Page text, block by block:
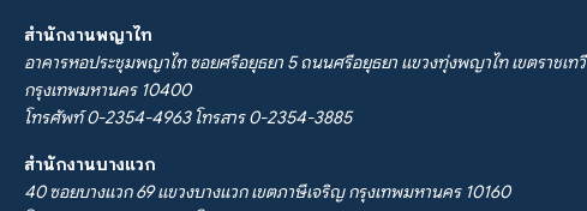
สำนักงานพญาไท
อาคารหอประชุมพญาไท ซอยศรีอยุธยา 5 ถนนศรีอยุธยา แขวงทุ่งพญาไท เขตราชเทวี
กรุงเทพมหานคร 10400
โทรศัพท์ 0-2354-4963 โทรสาร 0-2354-3885
สำนักงานบางแวก
40 ซอยบางแวก 69 แขวงบางแวก เขตภาษีเจริญ กรุงเทพมหานคร 10160